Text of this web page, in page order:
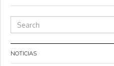
NOTICIAS